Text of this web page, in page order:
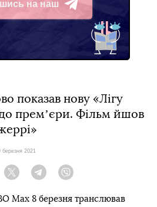
на наш
показав нову «Лігу
премʼєри. Фільм йшов
березня 2021
Twitter Telegram
Max 8 березня транслював